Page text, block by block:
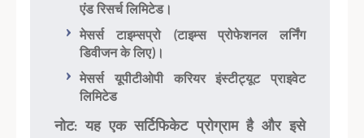
एंड रिसर्च लिमिटेड।
मेसर्स टाइम्सप्रो (टाइम्स प्रोफेशनल लर्निंग
डिवीजन के लिए)।
मेसर्स यूपीटीओपी करियर इंस्टीट्यूट प्राइवेट
लिमिटेड
नोट: यह एक सर्टिफिकेट प्रोग्राम है और इसे